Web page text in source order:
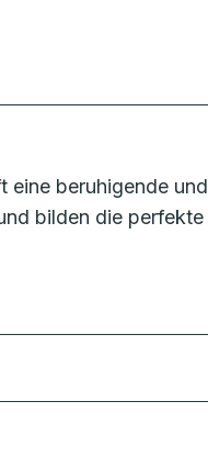
eine beruhigende und
bilden die perfekte